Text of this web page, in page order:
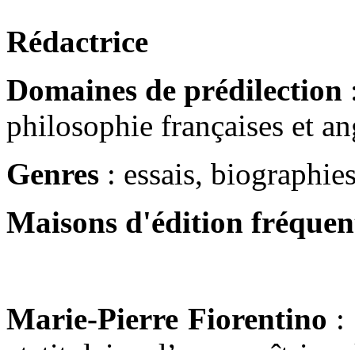
Rédactrice
Domaines de prédilection
philosophie françaises et
Genres : essais,
Maisons d'édition
Marie-Pierre Fiorentino :